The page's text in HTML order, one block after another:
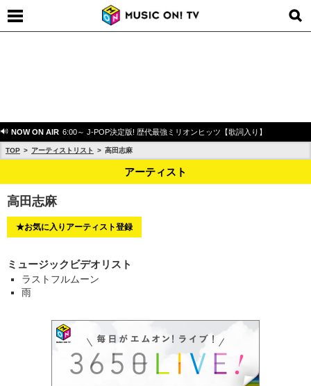
NOW ON AIR 6:00～ J-POP決定版! 歴代最強ミリオンヒッツ【歌詞入り】
TOP アーティストリスト 高田志麻
アーティスト
高田志麻
★お気に入りアーティスト登録
ミュージックビデオリスト
ラストフルムーン
雨